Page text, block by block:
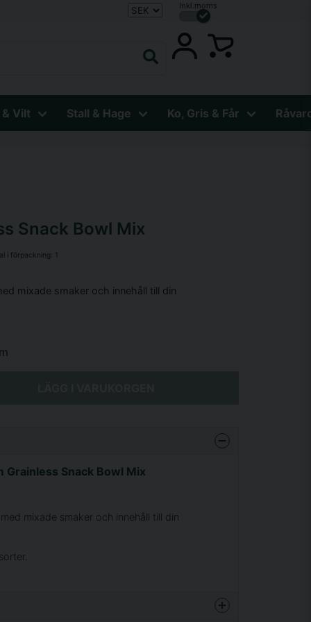
Inkl.moms
Vilt Stall & Hage Ko, Gris & Får
Snack Bowl Mix
i förpackning: 1
mixade smaker och innehåll till din
Grainless Snack Bowl Mix
mixade smaker och innehåll till din